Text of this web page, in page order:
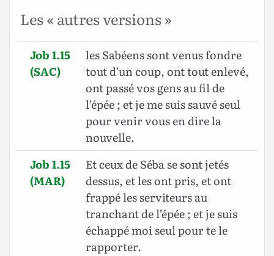
Les « autres versions »
Job 1.15
(SAC)
les Sabéens sont venus fondre
tout d’un coup, ont tout enlevé,
ont passé vos gens au fil de
l’épée ; et je me suis sauvé seul
pour venir vous en dire la
nouvelle.
Job 1.15
(MAR)
Et ceux de Séba se sont jetés
dessus, et les ont pris, et ont
frappé les serviteurs au
tranchant de l’épée ; et je suis
échappé moi seul pour te le
rapporter.